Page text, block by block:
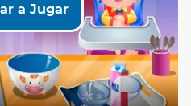
a Jugar